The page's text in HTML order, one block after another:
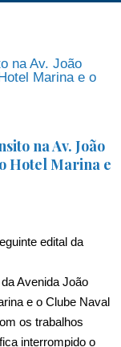
na Av. João
Marina e o
na Av. João
Hotel Marina e
edital da
Avenida João
e o Clube Naval
os trabalhos
interrompido o